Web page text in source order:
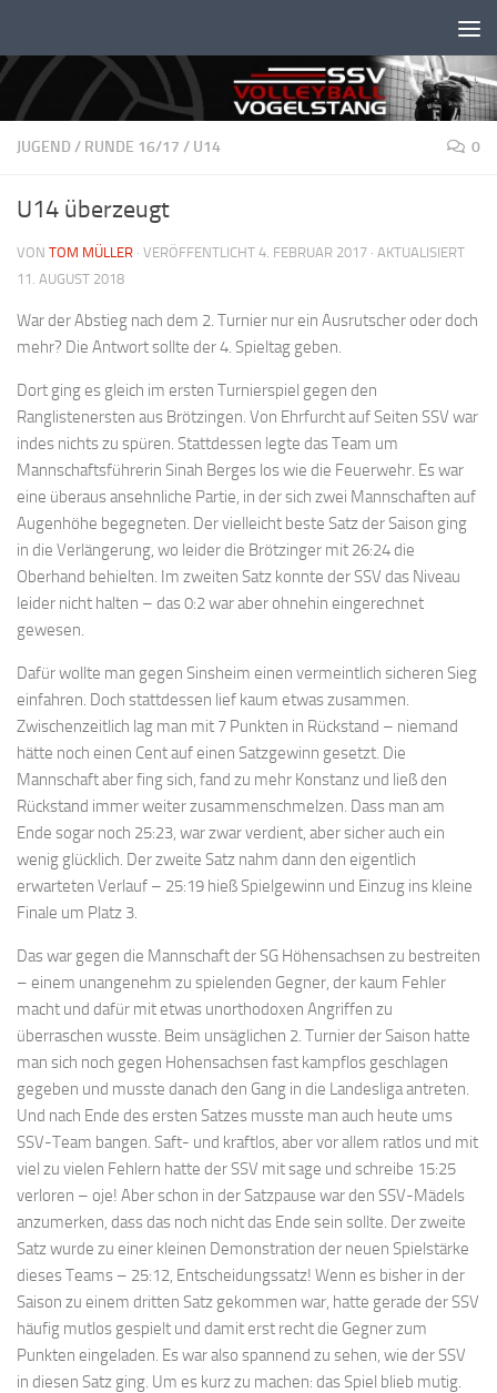
JUGEND / RUNDE 16/17 / U14 0
U14 überzeugt
VON TOM MÜLLER · VERÖFFENTLICHT 4. FEBRUAR 2017 · AKTUALISIERT
11. AUGUST 2018
War der Abstieg nach dem 2. Turnier nur ein Ausrutscher oder doch
mehr? Die Antwort sollte der 4. Spieltag geben.
Dort ging es gleich im ersten Turnierspiel gegen den
Ranglistenersten aus Brötzingen. Von Ehrfurcht auf Seiten SSV war
indes nichts zu spüren. Stattdessen legte das Team um
Mannschaftsführerin Sinah Berges los wie die Feuerwehr. Es war
eine überaus ansehnliche Partie, in der sich zwei Mannschaften auf
Augenhöhe begegneten. Der vielleicht beste Satz der Saison ging
in die Verlängerung, wo leider die Brötzinger mit 26:24 die
Oberhand behielten. Im zweiten Satz konnte der SSV das Niveau
leider nicht halten – das 0:2 war aber ohnehin eingerechnet
gewesen.
Dafür wollte man gegen Sinsheim einen vermeintlich sicheren Sieg
einfahren. Doch stattdessen lief kaum etwas zusammen.
Zwischenzeitlich lag man mit 7 Punkten in Rückstand – niemand
hätte noch einen Cent auf einen Satzgewinn gesetzt. Die
Mannschaft aber fing sich, fand zu mehr Konstanz und ließ den
Rückstand immer weiter zusammenschmelzen. Dass man am
Ende sogar noch 25:23, war zwar verdient, aber sicher auch ein
wenig glücklich. Der zweite Satz nahm dann den eigentlich
erwarteten Verlauf – 25:19 hieß Spielgewinn und Einzug ins kleine
Finale um Platz 3.
Das war gegen die Mannschaft der SG Höhensachsen zu bestreiten
– einem unangenehm zu spielenden Gegner, der kaum Fehler
macht und dafür mit etwas unorthodoxen Angriffen zu
überraschen wusste. Beim unsäglichen 2. Turnier der Saison hatte
man sich noch gegen Hohensachsen fast kampflos geschlagen
gegeben und musste danach den Gang in die Landesliga antreten.
Und nach Ende des ersten Satzes musste man auch heute ums
SSV-Team bangen. Saft- und kraftlos, aber vor allem ratlos und mit
viel zu vielen Fehlern hatte der SSV mit sage und schreibe 15:25
verloren – oje! Aber schon in der Satzpause war den SSV-Mädels
anzumerken, dass das noch nicht das Ende sein sollte. Der zweite
Satz wurde zu einer kleinen Demonstration der neuen Spielstärke
dieses Teams – 25:12, Entscheidungssatz! Wenn es bisher in der
Saison zu einem dritten Satz gekommen war, hatte gerade der SSV
häufig mutlos gespielt und damit erst recht die Gegner zum
Punkten eingeladen. Es war also spannend zu sehen, wie der SSV
in diesen Satz ging. Um es kurz zu machen: das Spiel blieb mutig.